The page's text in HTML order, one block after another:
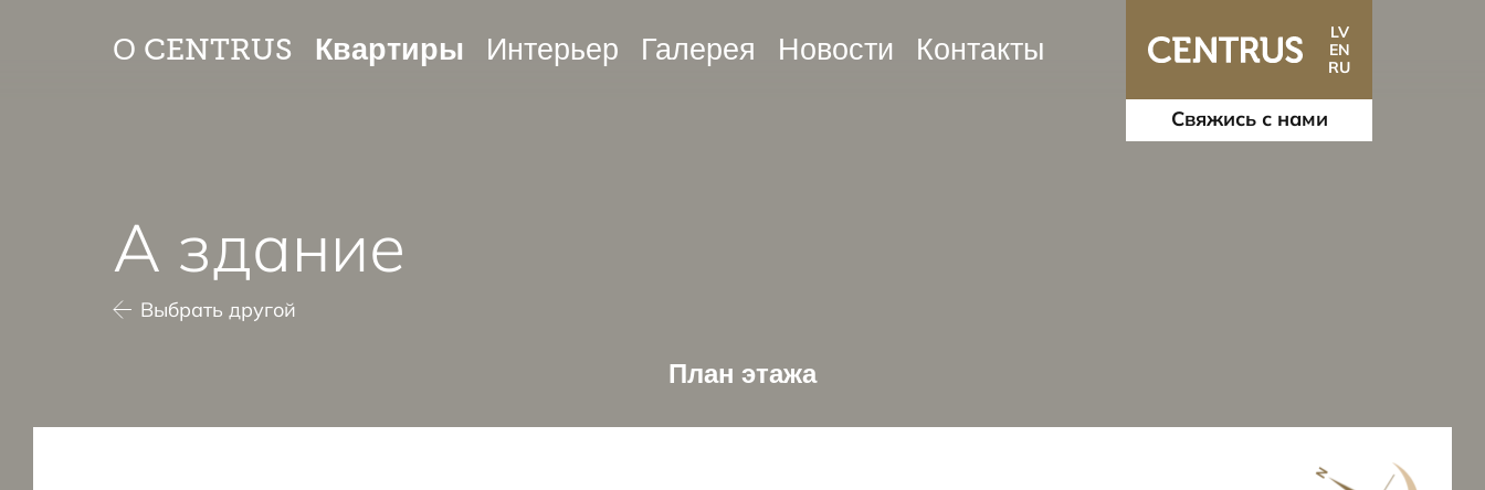
О CENTRUS Квартиры Интерьер Галерея Новости Контакты
LV
EN
RU
Свяжись с нами
A здание
Выбрать другой
План этажа